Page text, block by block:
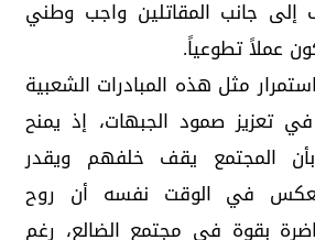
إلى جانب المقاتلين واجب وطني
عملاً تطوعياً.
مثل هذه المبادرات الشعبية
تعزيز صمود الجبهات، إذ يمنح
بأن المجتمع يقف خلفهم ويقدر
في الوقت نفسه أن روح
بقوة في مجتمع الضالع، رغم